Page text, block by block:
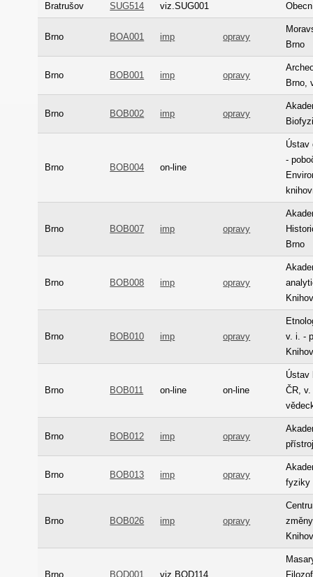
Bratrušov SUG514 viz.SUG001
Brno BOA001 imp opravy
Brno
Brno BOB001 imp opravy
Brno,
Brno BOB002 imp opravy
Brno BOB004 on-line
Ústav
-
Brno BOB007 imp opravy
Brno
Brno BOB008 imp opravy
Brno BOB010 imp opravy
v. i. -
Brno BOB011 on-line on-line
Ústav
ČR,
Brno BOB012 imp opravy
Brno BOB013 imp opravy
fyziky
Brno BOB026 imp opravy
Brno BOD001 viz BOD114